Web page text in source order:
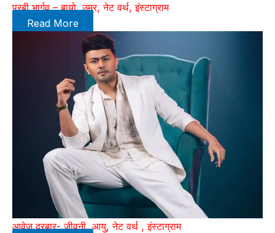
पूरबी भार्गव – बायो, उम्र, नेट वर्थ, इंस्टाग्राम
Read More
आवेज दरबार- जीवनी, आयु, नेट वर्थ , इंस्टाग्राम